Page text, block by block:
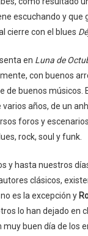
escuchando y que
cierre con el blues
en Luna de
con buenos
de buenos músicos.
años, de un
foros y
rock, soul y funk.
y hasta nuestros
clásicos,
es la excepción y
lo han dejado en
buen día de los